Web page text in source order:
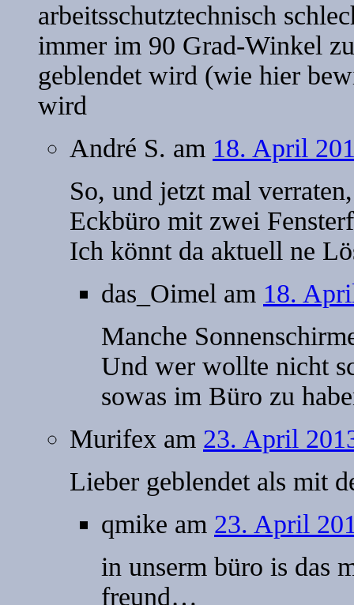
arbeitsschutztechnisch
immer im 90 Grad-Winkel
geblendet wird (wie hier
wird
André S. am 18. April
So, und jetzt mal
Eckbüro mit zwei
Ich könnt da aktuell ne
das_Oimel am 18.
Manche
Und wer wollte nicht
sowas im Büro zu
Murifex am 23. April
Lieber geblendet als mit
qmike am 23. April
in unserm büro is das
freund…